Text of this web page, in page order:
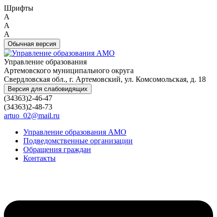
Шрифты
A
A
A
Обычная версия
Управление образования
Артемовского муниципального округа
Свердловская обл., г. Артемовский, ул. Комсомольская, д. 18
Версия для слабовидящих
(34363)2-46-47
(34363)2-48-73
artuo_02@mail.ru
Управление образования АМО
Подведомственные организации
Обращения граждан
Контакты